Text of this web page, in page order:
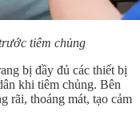
tiêm chủng
bị đầy đủ các thiết bị
khi tiêm chủng. Bên
rãi, thoáng mát, tạo cảm